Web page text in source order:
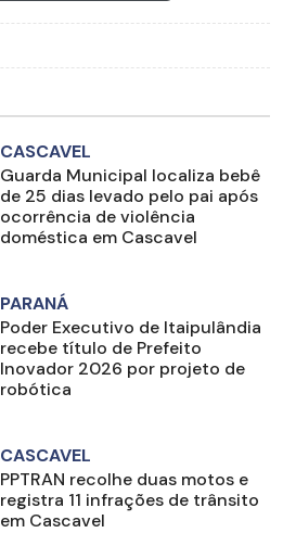
CASCAVEL
Guarda Municipal localiza bebê
de 25 dias levado pelo pai após
ocorrência de violência
doméstica em Cascavel
PARANÁ
Poder Executivo de Itaipulândia
recebe título de Prefeito
Inovador 2026 por projeto de
robótica
CASCAVEL
PPTRAN recolhe duas motos e
registra 11 infrações de trânsito
em Cascavel